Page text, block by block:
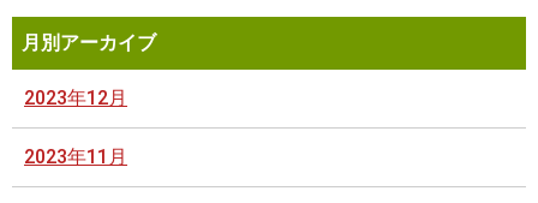
月別アーカイブ
2023年12月
2023年11月